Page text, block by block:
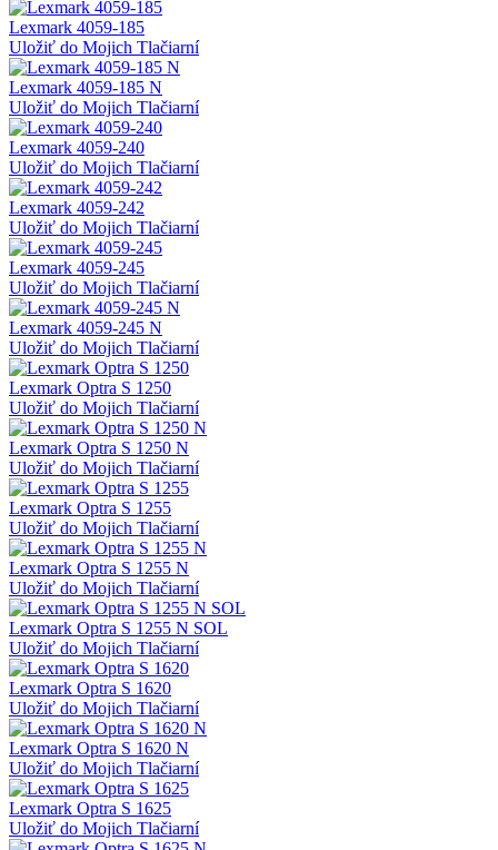
Lexmark 4059-185
Uložiť do Mojich Tlačiarní
Lexmark 4059-185 N
Uložiť do Mojich Tlačiarní
Lexmark 4059-240
Uložiť do Mojich Tlačiarní
Lexmark 4059-242
Uložiť do Mojich Tlačiarní
Lexmark 4059-245
Uložiť do Mojich Tlačiarní
Lexmark 4059-245 N
Uložiť do Mojich Tlačiarní
Lexmark Optra S 1250
Uložiť do Mojich Tlačiarní
Lexmark Optra S 1250 N
Uložiť do Mojich Tlačiarní
Lexmark Optra S 1255
Uložiť do Mojich Tlačiarní
Lexmark Optra S 1255 N
Uložiť do Mojich Tlačiarní
Lexmark Optra S 1255 N SOL
Uložiť do Mojich Tlačiarní
Lexmark Optra S 1620
Uložiť do Mojich Tlačiarní
Lexmark Optra S 1620 N
Uložiť do Mojich Tlačiarní
Lexmark Optra S 1625
Uložiť do Mojich Tlačiarní